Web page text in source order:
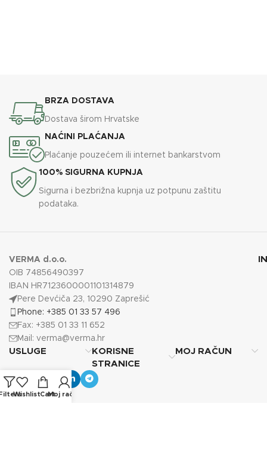
BRZA DOSTAVA
Dostava širom Hrvatske
NAĆINI PLAĆANJA
Plaćanje pouzećem ili internet bankarstvom
100% SIGURNA KUPNJA
Sigurna i bezbrižna kupnja uz potpunu zaštitu
podataka.
VERMA d.o.o.
OIB 74856490397
IBAN HR7123600001101314879
Pere Devćiča 23, 10290 Zaprešić
Phone: +385 01 33 57 496
Fax: +385 01 33 11 652
Mail: verma@verma.hr
USLUGE
KORISNE
STRANICE
MOJ RAČUN
WishlistCartMoj račun